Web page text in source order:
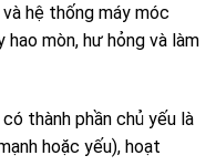
hệ thống máy móc
mòn, hư hỏng và làm
thành phần chủ yếu là
hoặc yếu), hoạt